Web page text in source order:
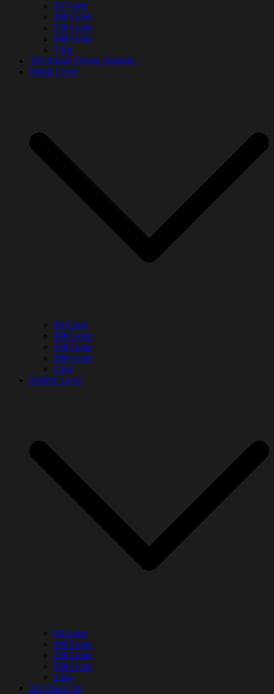
50 Gram
100 Gram
250 Gram
500 Gram
1 Kg
Teh Bunga Telang Organik :
Single Layer
50 Gram
100 Gram
250 Gram
500 Gram
1 Kg
Double Layer
50 Gram
100 Gram
250 Gram
500 Gram
1 Kg
Teh Daun Tin